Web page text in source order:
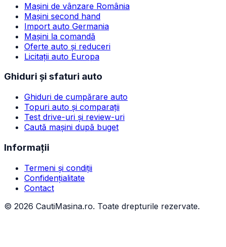
Mașini de vânzare România
Mașini second hand
Import auto Germania
Mașini la comandă
Oferte auto și reduceri
Licitații auto Europa
Ghiduri și sfaturi auto
Ghiduri de cumpărare auto
Topuri auto și comparații
Test drive-uri și review-uri
Caută mașini după buget
Informații
Termeni și condiții
Confidențialitate
Contact
© 2026 CautiMasina.ro. Toate drepturile rezervate.